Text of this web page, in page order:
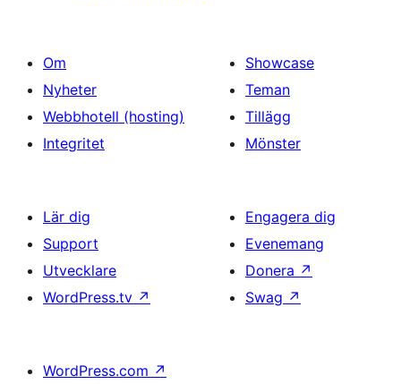
Om
Nyheter
Webbhotell (hosting)
Integritet
Showcase
Teman
Tillägg
Mönster
Lär dig
Support
Utvecklare
WordPress.tv ↗
Engagera dig
Evenemang
Donera ↗
Swag ↗
WordPress.com ↗